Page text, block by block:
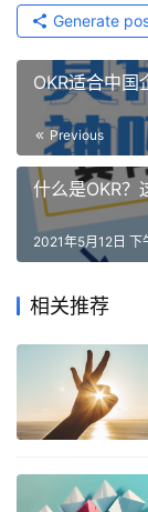
Generate
OKR适合中国
Previous
什么是OKR？
2021年5月12日 下
相关推荐